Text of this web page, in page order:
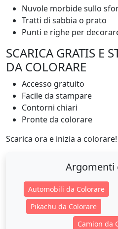
Nuvole morbide sullo
Tratti di sabbia o prato
Punti e righe per
SCARICA GRATIS E
DA COLORARE
Accesso gratuito
Facile da stampare
Contorni chiari
Pronte da colorare
Scarica ora e inizia a colorare!
Argomenti
Automobili da Colorare
Pikachu da Colorare
Camion da